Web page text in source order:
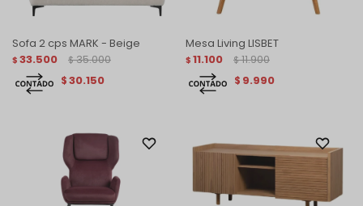
Sofa 2 cps MARK - Beige
$ 33.500 $ 35.000
$30.150
Mesa Living LISBET
$ 11.100 $ 11.900
$ 9.990